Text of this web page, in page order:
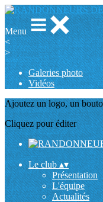
Menu
<
>
Galeries photo
Vidéos
Ajoutez un logo, un
Cliquez pour éditer
Le club▴▾
Présentation
L'équipe
Actualités